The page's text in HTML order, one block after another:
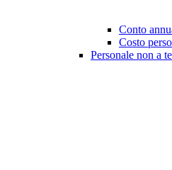
Conto
Costo
Personale non a